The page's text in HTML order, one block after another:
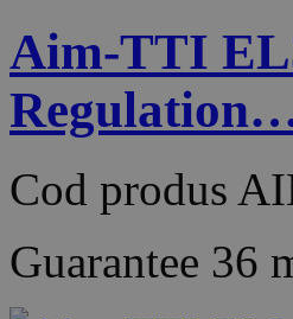
Aim-TTI
Cod produs
Guarantee 36